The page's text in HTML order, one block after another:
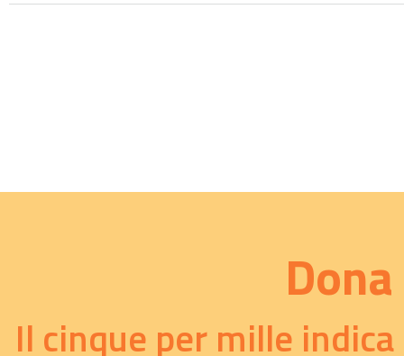
Il cinque per mille